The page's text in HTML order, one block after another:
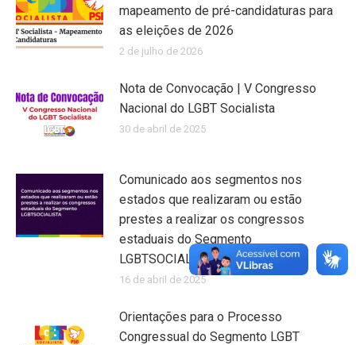
mapeamento de pré-candidaturas para
as eleições de 2026
2 de julho de 2026
Nota de Convocação | V Congresso
Nacional do LGBT Socialista
30 de abril de 2025
Comunicado aos segmentos nos
estados que realizaram ou estão
prestes a realizar os congressos
estaduais do Segmento
LGBTSOCIALISTA
16 de abril de 2025
Orientações para o Processo
Congressual do Segmento LGBT